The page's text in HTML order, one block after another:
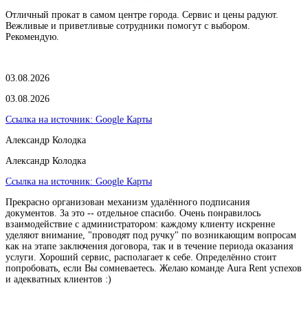
Отличный прокат в самом центре города. Сервис и цены радуют.
Вежливые и приветливые сотрудники помогут с выбором.
Рекомендую.
03.08.2026
03.08.2026
Ссылка на источник: Google Карты
Александр Колодка
Александр Колодка
Ссылка на источник: Google Карты
Прекрасно организован механизм удалённого подписания
документов. За это -- отдельное спасибо. Очень понравилось
взаимодействие с администратором: каждому клиенту искренне
уделяют внимание, "проводят под ручку" по возникающим вопросам
как на этапе заключения договора, так и в течение периода оказания
услуги. Хороший сервис, располагает к себе. Определённо стоит
попробовать, если Вы сомневаетесь. Желаю команде Aura Rent успехов
и адекватных клиентов :)